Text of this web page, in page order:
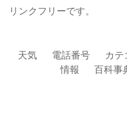
リンクフリーです。
天気 電話番号 カテ
情報
百科事